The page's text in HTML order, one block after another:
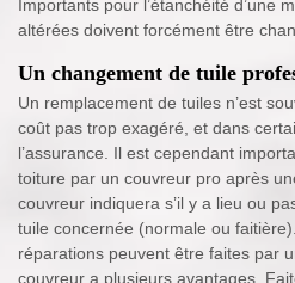
Importants pour l’étanchéité d’une
altérées doivent forcément être
Un changement de tuile
Un remplacement de tuiles n’est
coût pas trop exagéré, et dans
l’assurance. Il est cependant
toiture par un couvreur pro après
couvreur indiquera s’il y a lieu ou
tuile concernée (normale ou
réparations peuvent être faites par
couvreur a plusieurs avantages.